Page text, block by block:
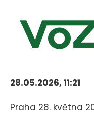
28.05.2026, 11:21
Praha 28. května